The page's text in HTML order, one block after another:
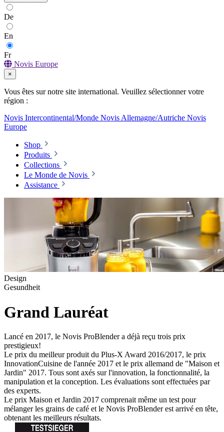
De
En
Fr
Novis Europe
×
Vous êtes sur notre site international. Veuillez sélectionner votre
région :
Novis Intercontinental/Monde Novis Allemagne/Autriche Novis
Europe
Shop
Produits
Collections
Le Monde de Novis
Assistance
Design
Gesundheit
Grand Lauréat
Lancé en 2017, le Novis ProBlender a déjà reçu trois prix
prestigieux!
Le prix du meilleur produit du Plus-X Award 2016/2017, le prix
InnovationCuisine de l'année 2017 et le prix allemand de "Maison et
Jardin" 2017. Tous sont axés sur l'innovation, la fonctionnalité, la
manipulation et la conception. Les évaluations sont effectuées par
des experts.
Le prix Maison et Jardin 2017 comprenait même un test pour
mélanger les grains de café et le Novis ProBlender est arrivé en tête,
obtenant les meilleurs résultats.